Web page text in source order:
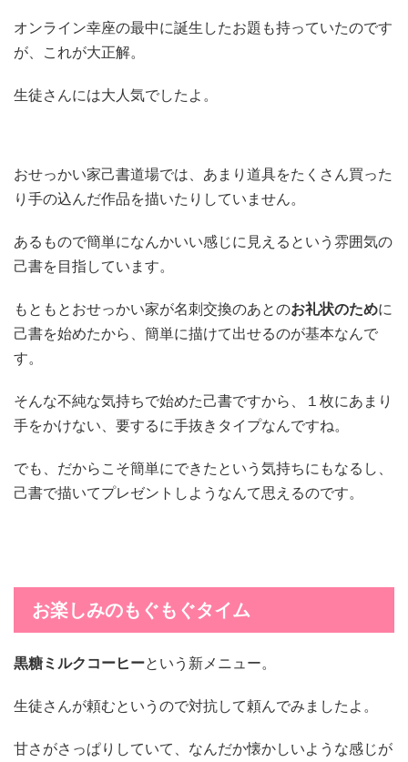
オンライン幸座の最中に誕生したお題も持っていたのです
が、これが大正解。
生徒さんには大人気でしたよ。
おせっかい家己書道場では、あまり道具をたくさん買った
り手の込んだ作品を描いたりしていません。
あるもので簡単になんかいい感じに見えるという雰囲気の
己書を目指しています。
もともとおせっかい家が名刺交換のあとのお礼状のために
己書を始めたから、簡単に描けて出せるのが基本なんで
す。
そんな不純な気持ちで始めた己書ですから、１枚にあまり
手をかけない、要するに手抜きタイプなんですね。
でも、だからこそ簡単にできたという気持ちにもなるし、
己書で描いてプレゼントしようなんて思えるのです。
お楽しみのもぐもぐタイム
黒糖ミルクコーヒーという新メニュー。
生徒さんが頼むというので対抗して頼んでみましたよ。
甘さがさっぱりしていて、なんだか懐かしいような感じが